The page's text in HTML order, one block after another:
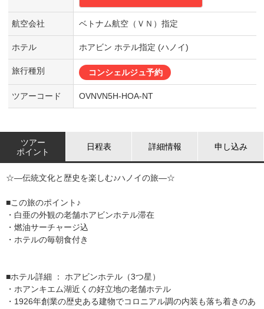
航空会社 ベトナム航空（ＶＮ）指定
ホテル ホアビン ホテル指定 (ハノイ)
旅行種別 コンシェルジュ予約
ツアーコード OVNVN5H-HOA-NT
ツアー
ポイント
日程表 詳細情報 申し込み
☆―伝統文化と歴史を楽しむ♪ハノイの旅―☆
■この旅のポイント♪
・白亜の外観の老舗ホアビンホテル滞在
・燃油サーチャージ込
・ホテルの毎朝食付き
■ホテル詳細 ： ホアビンホテル（3つ星）
・ホアンキエム湖近くの好立地の老舗ホテル
・1926年創業の歴史ある建物でコロニアル調の内装も落ち着きのあ